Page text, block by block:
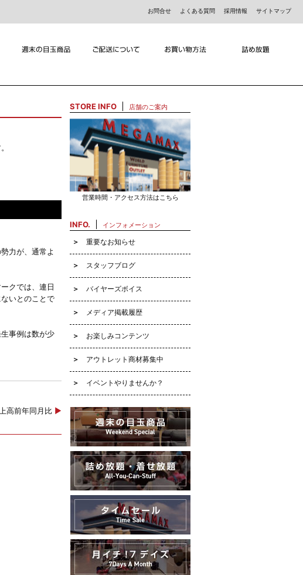
お問合せ よくある質問 採用情報 サイトマップ
力が、通常よ
クでは、連日
いとのことで
事例は数が少
高前年同月比 ▶
STORE INFO 店舗のご案内
営業時間・アクセス方法はこちら
INFO. インフォメーション
重要なお知らせ
スタッフブログ
バイヤーズボイス
メディア掲載履歴
お楽しみコンテンツ
アウトレット商材募集中
イベントやりませんか？